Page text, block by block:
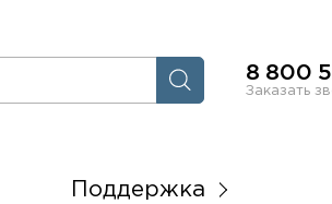
8 800
Заказать
Поддержка